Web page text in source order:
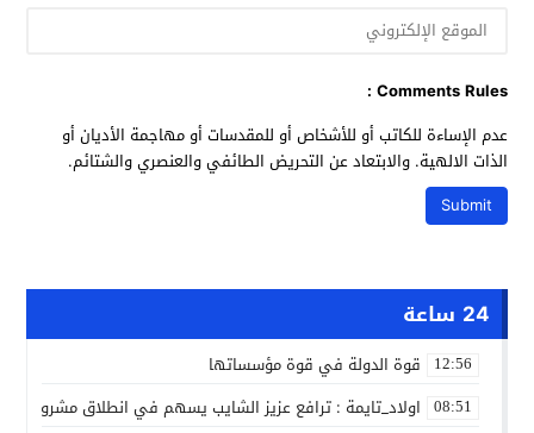
Comments Rules :
عدم الإساءة للكاتب أو للأشخاص أو للمقدسات أو مهاجمة الأديان أو
الذات الالهية. والابتعاد عن التحريض الطائفي والعنصري والشتائم.
24 ساعة
12:56 قوة الدولة في قوة مؤسساتها
08:51 اولاد_تايمة : ترافع عزيز الشايب يسهم في انطلاق مشروع